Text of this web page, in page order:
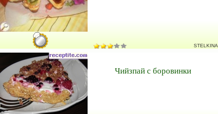
STELKINA
Чийзпай с боровинки